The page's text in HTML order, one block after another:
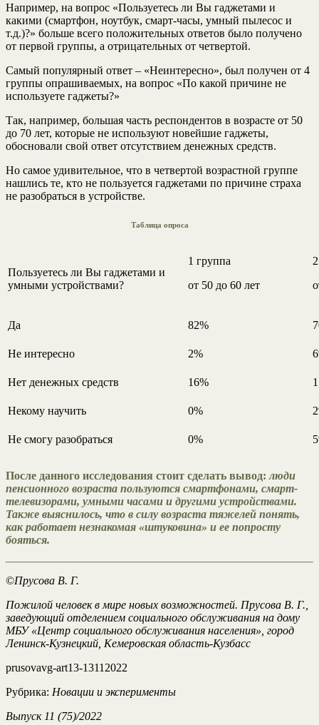
Например, на вопрос «Пользуетесь ли Вы гаджетами и
какими (смартфон, ноутбук, смарт-часы, умный пылесос и
т.д.)?» больше всего положительных ответов было получено
от первой группы, а отрицательных от четвертой.
Самый популярный ответ – «Неинтересно», был получен от 4
группы опрашиваемых, на вопрос «По какой причине не
используете гаджеты?»
Так, например, большая часть респондентов в возрасте от 50
до 70 лет, которые не используют новейшие гаджеты,
обосновали свой ответ отсутствием денежных средств.
Но самое удивительное, что в четвертой возрастной группе
нашлись те, кто не пользуется гаджетами по причине страха
не разобраться в устройстве.
Таблица опроса
Пользуетесь ли Вы гаджетами и
умными устройствами?
1 группа
от 50 до 60 лет
Да 82%
Не интересно 2%
Нет денежных средств 16%
Некому научить 0%
Не смогу разобраться 0%
После данного исследования стоит сделать вывод:люди
пенсионного возраста пользуются смартфонами, смарт-
телевизорами, умными часами и другими устройствами.
Также выяснилось, что в силу возраста тяжелей понять,
как работает незнакомая «штуковина» и ее попросту
бояться.
©Прусова В. Г.
Пожилой человек в мире новых возможностей. Прусова В. Г.,
заведующий отделением социального обслуживания на дому
МБУ «Центр социального обслуживания населения», город
Ленинск-Кузнецкий, Кемеровская область-Кузбасс
prusovavg-art13-13112022
Рубрика: Новации и эксперименты
Выпуск 11 (75)/2022